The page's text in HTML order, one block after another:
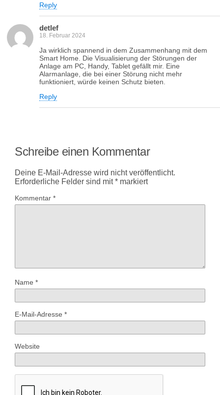
Reply
detlef
18. Februar 2024
Ja wirklich spannend in dem Zusammenhang mit dem
Smart Home. Die Visualisierung der Störungen der
Anlage am PC, Handy, Tablet gefällt mir. Eine
Alarmanlage, die bei einer Störung nicht mehr
funktioniert, würde keinen Schutz bieten.
Reply
Schreibe einen Kommentar
Deine E-Mail-Adresse wird nicht veröffentlicht.
Erforderliche Felder sind mit* markiert
Kommentar *
Name *
E-Mail-Adresse *
Website